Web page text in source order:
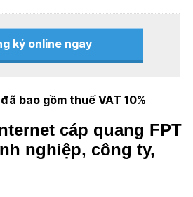
ký online ngay
bao gồm thuế VAT 10%
cáp quang FPT
nghiệp, công ty,